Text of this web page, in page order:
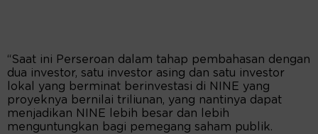
“Saat ini Perseroan dalam tahap pembahasan dengan
dua investor, satu investor asing dan satu investor
lokal yang berminat berinvestasi di NINE yang
proyeknya bernilai triliunan, yang nantinya dapat
menjadikan NINE lebih besar dan lebih
menguntungkan bagi pemegang saham publik.